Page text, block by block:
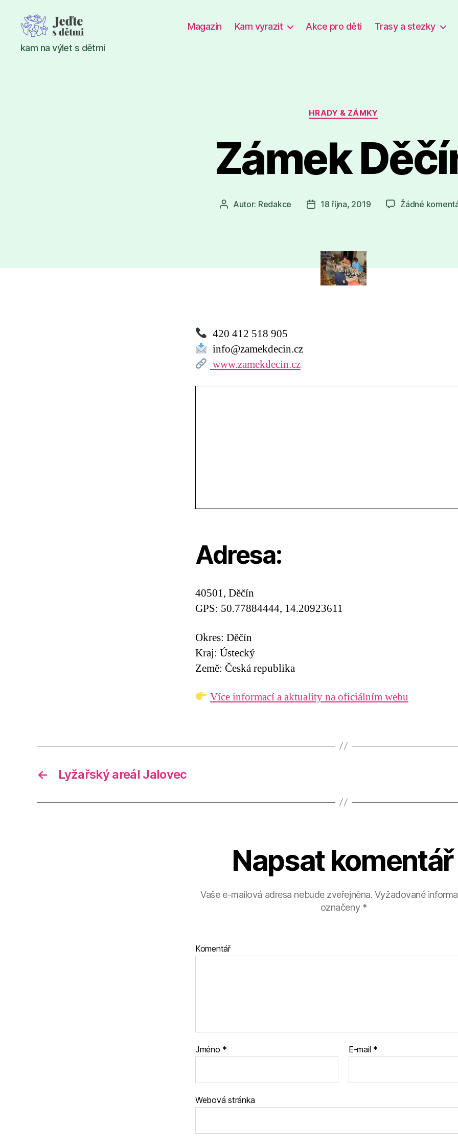
Jeďte
s
kam na výlet s dětmi
Magazín Kam vyrazit Akce pro děti Trasy a stezky
Rubriky
HRADY & ZÁMKY
Zámek
AutorAutor: Redakce
Datum
18 října, 2019 Žádné
420 412 518 905
info@zamekdecin.cz
www.zamekdecin.cz
Adresa:
40501, Děčín
GPS: 50.77884444, 14.20923611
Okres: Děčín
Kraj: Ústecký
Země: Česká republika
Více informací a aktuality na oficiálním webu
← Lyžařský areál Jalovec
Napsat komentář
Vaše e-mailová adresa nebude zveřejněna. Vyžadované
označeny *
Komentář
Jméno * E-mail *
Webová stránka